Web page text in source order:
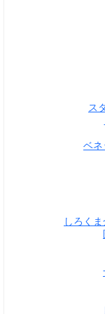
ス
ベネ
しろく